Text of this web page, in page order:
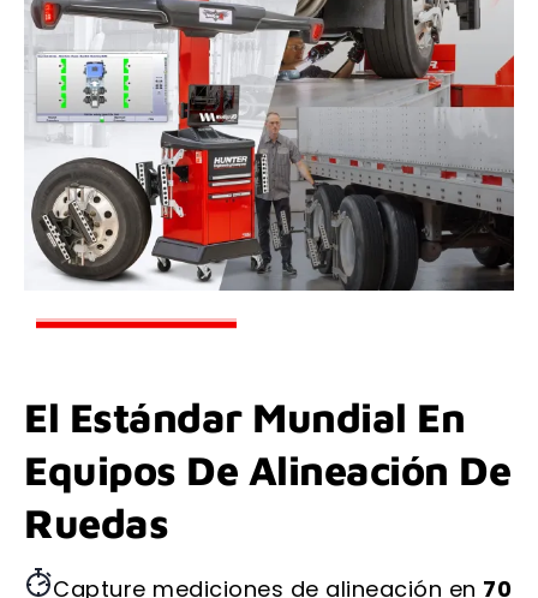
El Estándar Mundial En
Equipos De Alineación De
Ruedas
Capture mediciones de alineación en 70